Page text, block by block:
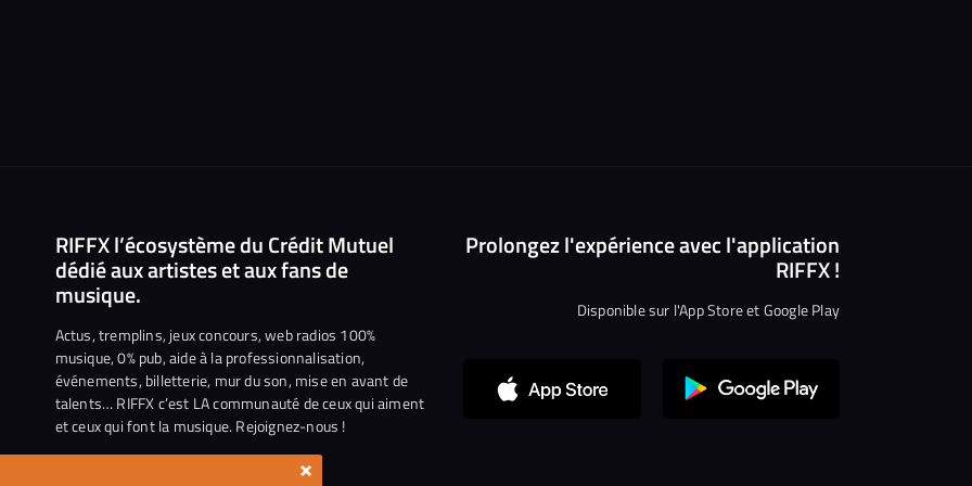
RIFFX l’écosystème du Crédit Mutuel
dédié aux artistes et aux fans de
musique.
Actus, tremplins, jeux concours, web radios 100%
musique, 0% pub, aide à la professionnalisation,
événements, billetterie, mur du son, mise en avant de
talents… RIFFX c’est LA communauté de ceux qui aiment
et ceux qui font la musique. Rejoignez-nous !
Prolongez l'expérience avec l'application
RIFFX !
Disponible sur l'App Store et Google Play
×